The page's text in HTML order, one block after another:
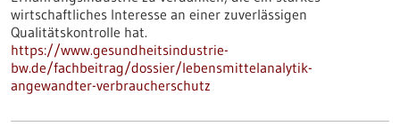
wirtschaftliches Interesse an einer zuverlässigen
Qualitätskontrolle hat.
https://www.gesundheitsindustrie-
bw.de/fachbeitrag/dossier/lebensmittelanalytik-
angewandter-verbraucherschutz